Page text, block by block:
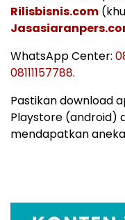
Rilisbisnis.com
WhatsApp Center:
08111157788.
Pastikan download
Playstore (android)
mendapatkan